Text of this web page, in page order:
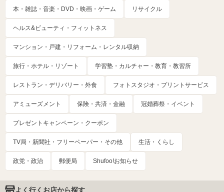
本・雑誌・音楽・DVD・映画・ゲーム リサイクル
ヘルス&ビューティ・フィットネス
マンション・戸建・リフォーム・レンタル収納
旅行・ホテル・リゾート 学習塾・カルチャー・教育・教習所
レストラン・デリバリー・外食 フォトスタジオ・プリントサービス
アミューズメント 保険・共済・金融 冠婚葬祭・イベント
プレゼントキャンペーン・クーポン
TV局・新聞社・フリーペーパー・その他 生活・くらし
政党・政治 郵便局 Shufoo!お知らせ
よく行くお店から探す